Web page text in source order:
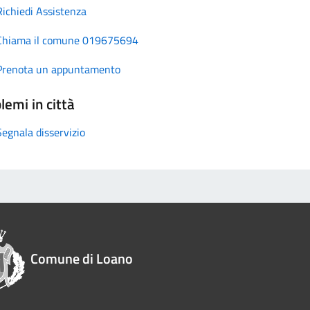
Assistenza
il comune 019675694
un appuntamento
in città
disservizio
Comune di Loano